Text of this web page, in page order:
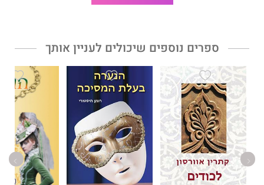
ספרים נוספים שיכולים לעניין אותך